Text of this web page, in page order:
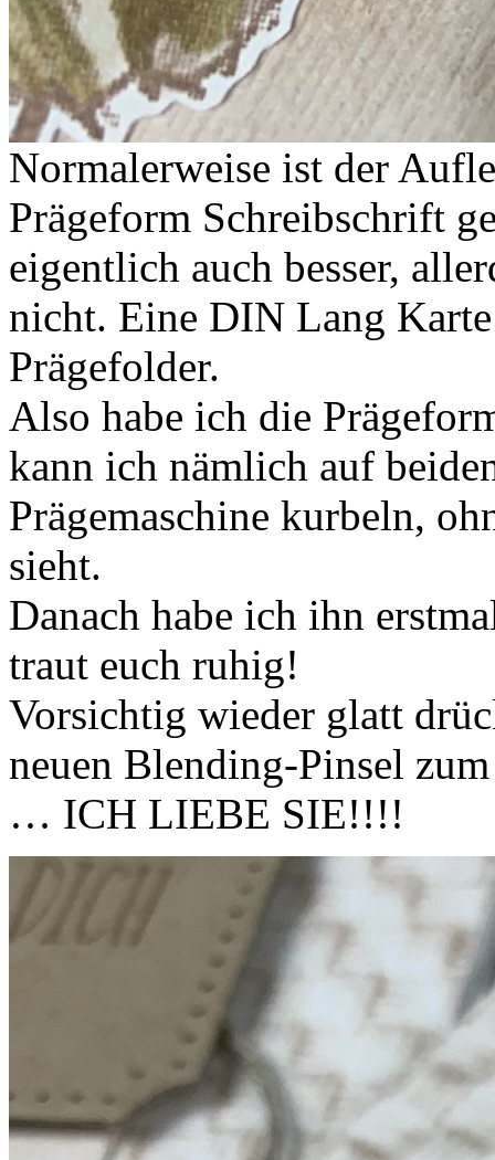
Normalerweise ist der
Prägeform Schreibschrift
eigentlich auch besser,
nicht. Eine DIN Lang
Prägefolder.
Also habe ich die
kann ich nämlich auf
Prägemaschine kurbeln,
sieht.
Danach habe ich ihn
traut euch ruhig!
Vorsichtig wieder glatt
neuen Blending-Pinsel
… ICH LIEBE SIE!!!!